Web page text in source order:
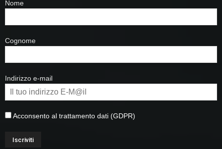
Nome
Cognome
Indirizzo e-mail
Acconsento al trattamento dati (GDPR)